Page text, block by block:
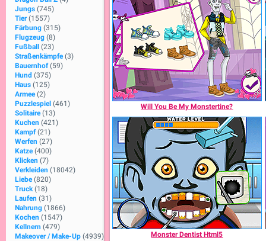
Jungs (745)
Tier (1557)
Färbung (315)
Flugzeug (8)
Fußball
(23)
Straßenkämpfe (3)
Bauernhof (59)
Hund (375)
Haus (125)
Armee (2)
Puzzlespiel (461)
Solitaire (13)
Kuchen (421)
Kampf (21)
Werfen (27)
Katze (400)
Klicken (7)
Verkleiden (18042)
Liebe (820)
Truck (18)
Laufen (31)
Nahrung (1866)
Kochen (1547)
Kellnern (479)
Makeover / Make-Up (4939)
Will You Be My Monstertine?
Monster Dentist Html5